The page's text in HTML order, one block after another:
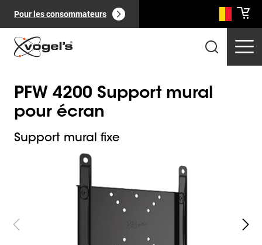
Pour les consommateurs
Produits professionnels
PFW 4200 Support mural
pour écran
Support mural fixe